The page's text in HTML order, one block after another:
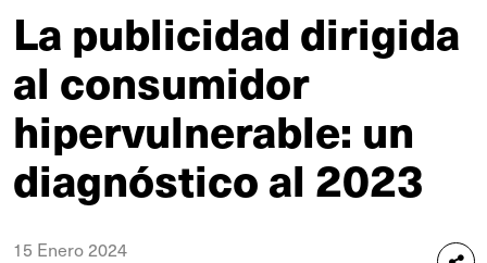
La publicidad dirigida
al consumidor
hipervulnerable: un
diagnóstico al 2023
15 Enero 2024